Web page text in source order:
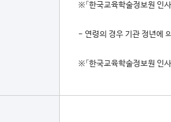
※「한국교육학술정보원 인
- 연령의 경우 기관 정년에
※「한국교육학술정보원 인